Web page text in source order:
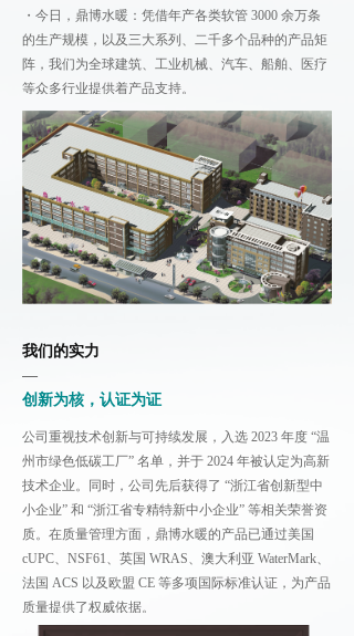
・今日，鼎博水暖：凭借年产各类软管 3000 余万条
的生产规模，以及三大系列、二千多个品种的产品矩
阵，我们为全球建筑、工业机械、汽车、船舶、医疗
等众多行业提供着产品支持。
我们的实力
—
创新为核，认证为证
公司重视技术创新与可持续发展，入选 2023 年度 “温
州市绿色低碳工厂” 名单，并于 2024 年被认定为高新
技术企业。同时，公司先后获得了 “浙江省创新型中
小企业” 和 “浙江省专精特新中小企业” 等相关荣誉资
质。在质量管理方面，鼎博水暖的产品已通过美国
cUPC、NSF61、英国 WRAS、澳大利亚 WaterMark、
法国 ACS 以及欧盟 CE 等多项国际标准认证，为产品
质量提供了权威依据。